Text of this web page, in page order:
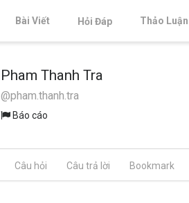
Bài Viết Hỏi Đáp Thảo Luận
Pham Thanh Tra
@pham.thanh.tra
Báo cáo
Câu hỏi Câu trả lời Bookmark